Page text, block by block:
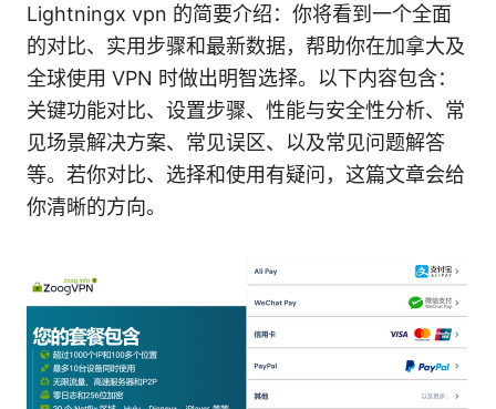
Lightningx vpn 的简要介绍：你将看到一个全面
的对比、实用步骤和最新数据，帮助你在加拿大及
全球使用 VPN 时做出明智选择。以下内容包含：
关键功能对比、设置步骤、性能与安全性分析、常
见场景解决方案、常见误区、以及常见问题解答
等。若你对比、选择和使用有疑问，这篇文章会给
你清晰的方向。